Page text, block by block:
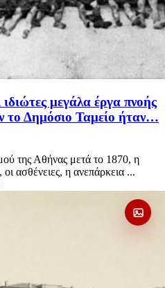
μεγάλα έργα πνοής
το Δημόσιο Ταμείο ήταν…
της Αθήνας μετά το 1870, η
ασθένειες, η ανεπάρκεια ...